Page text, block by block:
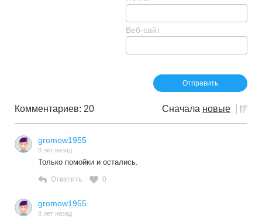
Веб-сайт
Комментариев: 20 Сначала новые
gromow1955
8 лет назад
Только помойки и остались.
Ответить 0
gromow1955
8 лет назад